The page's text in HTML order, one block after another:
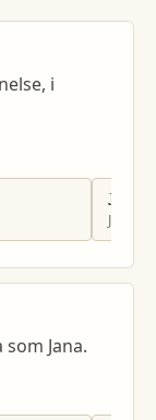
i
Janne
Jana.